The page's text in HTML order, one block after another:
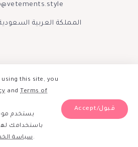
المملكة العربية
صنع بحب بواسطة فيتمينتس
this site, you
and Terms of
يستخدم
باستخدامك
سياسة.
Accept/قبول